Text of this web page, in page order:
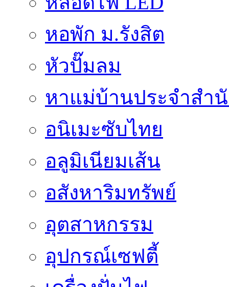
หอพัก ม.รังสิต
หัวปั๊มลม
หาแม่บ้านประจำสำ
อนิเมะซับไทย
อลูมิเนียมเส้น
อสังหาริมทรัพย์
อุตสาหกรรม
อุปกรณ์เซฟตี้